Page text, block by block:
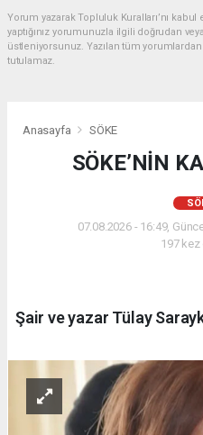
Yorum yazarak Topluluk Kuralları’nı
yaptığınız yorumunuzla ilgili doğrudan
üstleniyorsunuz. Yazılan tüm
tutulamaz.
Anasayfa SÖKE
SÖKE’NİN
07.08.2026 - 16:49,
197
Şair ve yazar Tülay